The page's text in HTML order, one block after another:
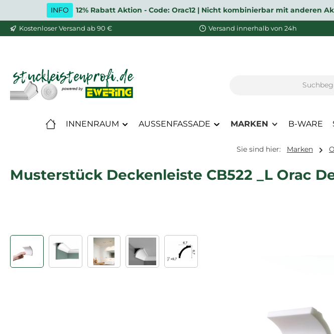
Hauptinhalt springen
Zur Suche springen
Zur Hauptnavigation springen
INFO 12% Rabatt Aktion - Code: Orac12 | Nicht kombinierbar mit
Kostenloser Versand ab 90 € Versand innerhalb von 24h
INNENRAUM AUSSENFASSADE MARKEN B-WARE
Sie sind hier: Marken
Musterstück Deckenleiste CB522 _L Orac
Bildergalerie überspringen